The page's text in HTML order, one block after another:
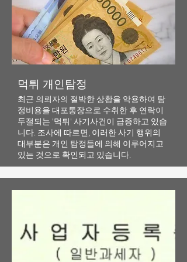
​먹튀 개인탐정
​최근 의뢰자의 절박한 상황을 악용하여 탐
정비용을 대포통장으로 수취한 후 연락이
두절되는 '먹튀' 사기사건이 급증하고 있습
니다. 조사에 따르면, 이러한 사기 행위의
대부분은 개인 탐정들에 의해 이루어지고
있는 것으로 확인되고 있습니다.